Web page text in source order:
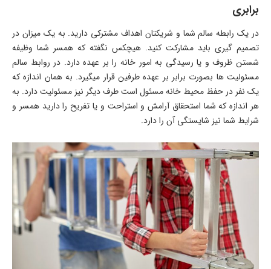
برابری
در یک رابطه سالم شما و شریکتان اهداف مشترکی دارید. به یک میزان در
تصمیم گیری باید مشارکت کنید. هیچکس نگفته که همسر شما وظیفه
شستن ظروف و یا رسیدگی به امور خانه را بر عهده دارد. در روابط سالم
مسئولیت ها بصورت برابر بر عهده طرفین قرار میگیرد. به همان اندازه که
یک نفر در حفظ محیط خانه مسئول است طرف دیگر نیز مسئولیت دارد. به
هر اندازه که شما استحقاق آرامش و استراحت و یا تفریح را دارید همسر و
شرایط شما نیز شایستگی آن را دارد.